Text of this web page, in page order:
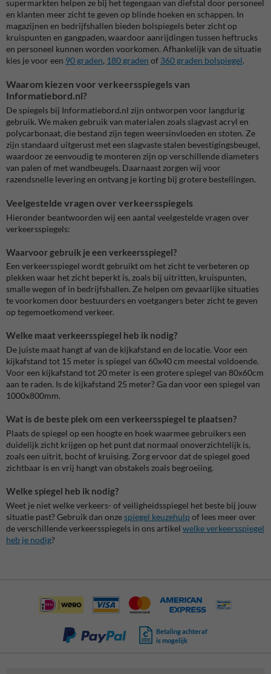
supermarkten helpen ze bij het tegengaan van diefstal door personeel
en klanten meer zicht te geven op blinde hoeken en schappen. In
magazijnen en bedrijfshallen bieden bolspiegels beter zicht op
kruispunten en gangpaden, waardoor aanrijdingen tussen heftrucks
en personeel kunnen worden voorkomen. Afhankelijk van de situatie
kies je voor een 90 graden, 180 graden of 360 graden bolspiegel.
Waarom kiezen voor verkeersspiegels van
Informatiebord.nl?
De spiegels bij Informatiebord.nl zijn ontworpen voor langdurig
gebruik. We maken gebruik van materialen zoals slagvast acryl en
polycarbonaat, die bestand zijn tegen weersinvloeden en stoten. Ze
zijn standaard uitgerust met een slagvaste stalen bevestigingsbeugel,
waardoor ze eenvoudig te monteren zijn op verschillende diameters
van palen of met wandbeugels. Daarnaast zorgen wij voor
razendsnelle levering en ontvang je korting bij grotere bestellingen.
Veelgestelde vragen over verkeersspiegels
Hieronder beantwoorden wij een aantal veelgestelde vragen over
verkeersspiegels:
Waarvoor gebruik je een verkeersspiegel?
Een verkeersspiegel wordt gebruikt om het zicht te verbeteren op
plekken waar het zicht beperkt is, zoals bij uitritten, kruispunten,
smalle wegen of in bedrijfshallen. Ze helpen om gevaarlijke situaties
te voorkomen door bestuurders en voetgangers beter zicht te geven
op tegemoetkomend verkeer.
Welke maat verkeersspiegel heb ik nodig?
De juiste maat hangt af van de kijkafstand en de locatie. Voor een
kijkafstand tot 15 meter is spiegel van 60x40 cm meestal voldoende.
Voor een kijkafstand tot 20 meter is een grotere spiegel van 80x60cm
aan te raden. Is de kijkafstand 25 meter? Ga dan voor een spiegel van
1000x800mm.
Wat is de beste plek om een verkeersspiegel te plaatsen?
Plaats de spiegel op een hoogte en hoek waarmee gebruikers een
duidelijk zicht krijgen op het punt dat normaal onoverzichtelijk is,
zoals een uitrit, bocht of kruising. Zorg ervoor dat de spiegel goed
zichtbaar is en vrij hangt van obstakels zoals begroeiing.
Welke spiegel heb ik nodig?
Weet je niet welke verkeers- of veiligheidsspiegel het beste bij jouw
situatie past? Gebruik dan onzespiegel keuzehulpof lees meer over
de verschillende verkeersspiegels in ons artikel welke verkeersspiegel
heb je nodig?
Betaling achteraf
is mogelijk